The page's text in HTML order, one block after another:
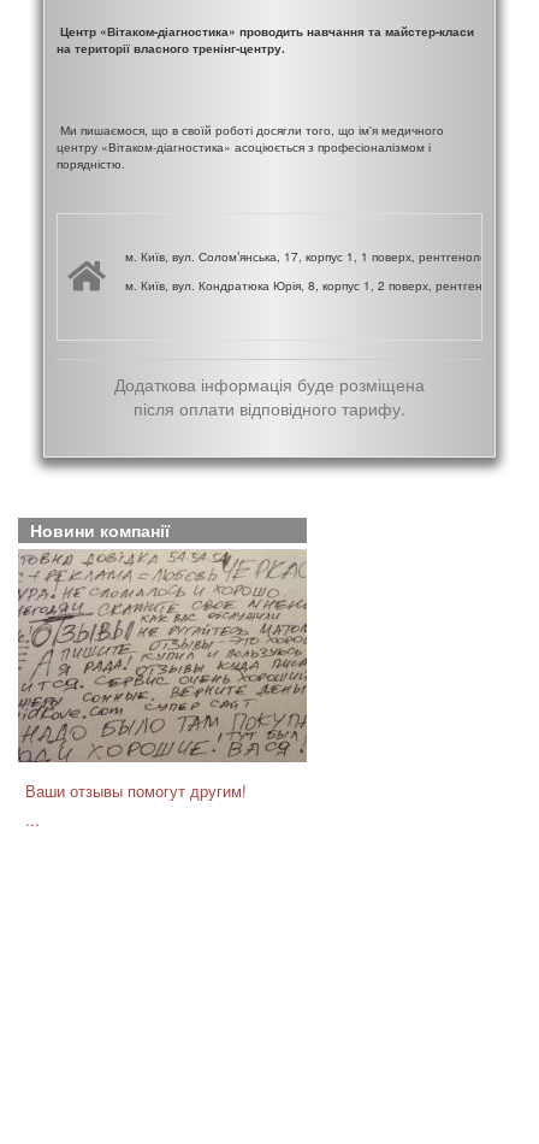
Центр «Вітаком-діагностика» проводить навчання та майстер-класи
на території власного тренінг-центру.
Ми пишаємося, що в своїй роботі досягли того, що ім'я медичного
центру «Вітаком-діагностика» асоціюється з професіоналізмом і
порядністю.
м. Київ, вул. Солом’янська, 17, корпус 1, 1 поверх, рентгенологічне
м. Київ, вул. Кондратюка Юрія, 8, корпус 1, 2 поверх, рентгенологічне
Додаткова інформація буде розміщена
після оплати відповідного тарифу.
Новини компанії
Ваши отзывы помогут другим!
...